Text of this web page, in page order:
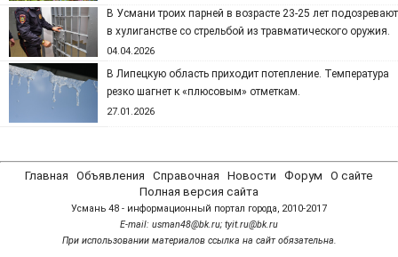
В Усмани троих парней в возрасте 23-25 лет подозревают
в хулиганстве со стрельбой из травматического оружия.
04.04.2026
В Липецкую область приходит потепление. Температура
резко шагнет к «плюсовым» отметкам.
27.01.2026
Главная Объявления Справочная Новости Форум
О сайте
Полная версия сайта
Усмань 48 - информационный портал города, 2010-2017
Е-mail: usman48@bk.ru; tyit.ru@bk.ru
При использовании материалов ссылка на сайт обязательна.